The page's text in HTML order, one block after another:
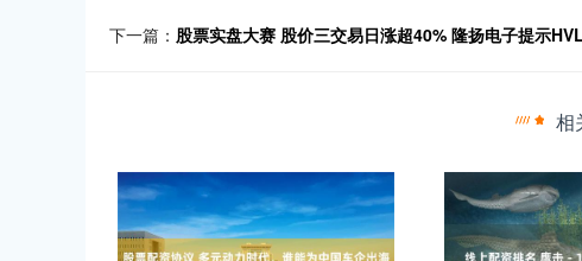
下一篇： 股票实盘大赛 股价三交易日涨超40% 隆扬电子提示
相